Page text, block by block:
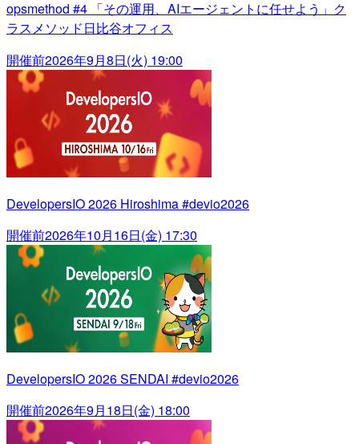
opsmethod #4 「その運用、AIエージェントに任せよう」ク
ラスメソッド日比谷オフィス
開催前2026年9月8日(火) 19:00
DevelopersIO 2026 Hiroshima #devio2026
開催前2026年10月16日(金) 17:30
DevelopersIO 2026 SENDAI #devio2026
開催前2026年9月18日(金) 18:00